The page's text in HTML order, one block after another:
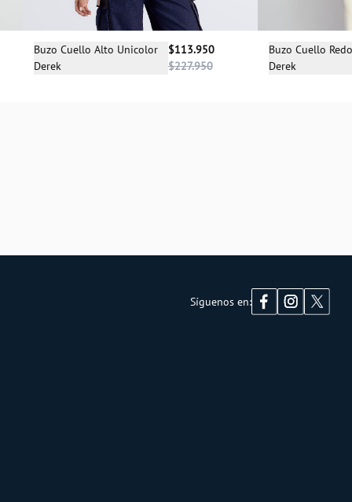
Selecciona una talla
Buzo Cuello Alto Unicolor
Derek
$113.950
$227.950
Buzo Cuello
Derek
Síguenos en: